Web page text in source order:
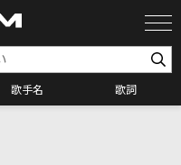
歌手名 歌詞